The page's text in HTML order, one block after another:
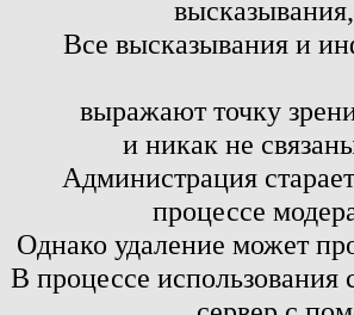
Все высказывания и
выражают точку
и никак не
Администрация
процессе
Однако удаление может
В процессе использования